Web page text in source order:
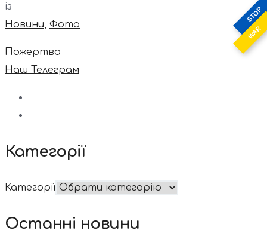
STOP
WAR
із
Новини, Фото
Пожертва
Наш Телеграм
Категорії
Категорії
Останні новини